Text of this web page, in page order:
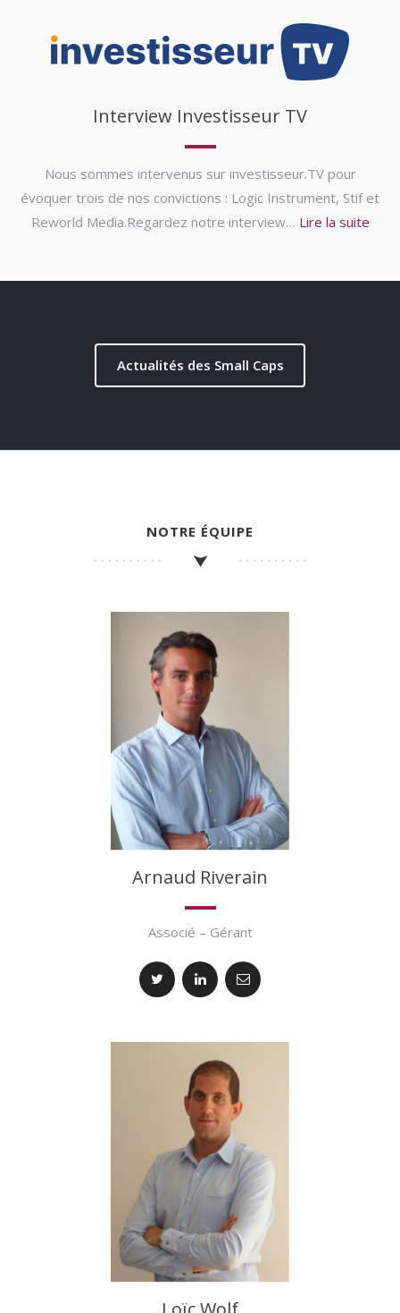
Interview Investisseur TV
Nous sommes intervenus sur investisseur.TV pour
évoquer trois de nos convictions : Logic Instrument, Stif et
Reworld Media.Regardez notre interview… Lire la suite
Actualités des Small Caps
NOTRE ÉQUIPE
Arnaud Riverain
Associé – Gérant